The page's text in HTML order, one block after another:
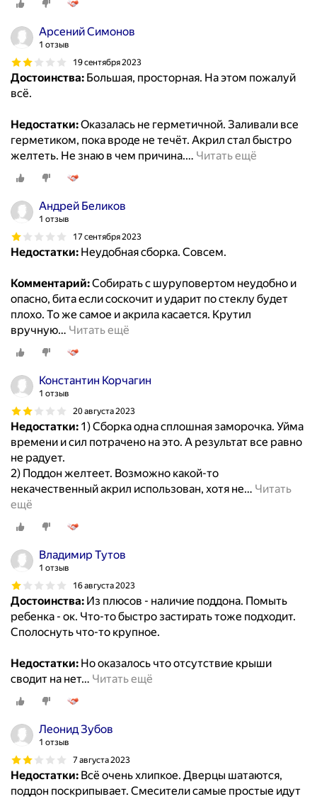
Арсений Симонов
1 отзыв
19 сентября 2023
Достоинства: Большая, просторная. На этом пожалуй
всё.
Недостатки:Оказалась не герметичной. Заливали все
герметиком, пока вроде не течёт. Акрил стал быстро
желтеть. Не знаю в чем причина.… Читать ещё
Андрей Беликов
1 отзыв
17 сентября 2023
Недостатки: Неудобная сборка. Совсем.
Комментарий:Собирать с шуруповертом неудобно и
опасно, бита если соскочит и ударит по стеклу будет
плохо. То же самое и акрила касается. Крутил
вручную… Читать ещё
Константин Корчагин
1 отзыв
20 августа 2023
Недостатки: 1) Сборка одна сплошная заморочка. Уйма
времени и сил потрачено на это. А результат все равно
не радует.
2) Поддон желтеет. Возможно какой-то
некачественный акрил использован, хотя не… Читать
ещё
Владимир Тутов
1 отзыв
16 августа 2023
Достоинства: Из плюсов - наличие поддона. Помыть
ребенка - ок. Что-то быстро застирать тоже подходит.
Сполоснуть что-то крупное.
Недостатки: Но оказалось что отсутствие крыши
сводит на нет… Читать ещё
Леонид Зубов
1 отзыв
7 августа 2023
Недостатки: Всё очень хлипкое. Дверцы шатаются,
поддон поскрипывает. Смесители самые простые идут